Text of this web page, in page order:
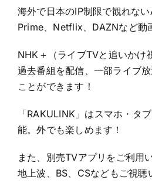
海外で日本のIP制限で観れな
Prime、Netflix、DAZNなど動
NHK＋（ライブTVと追いかけ
過去番組を配信、一部ライブ
ことができます！
「RAKULINK」はスマホ・タ
能。外でも楽しめます！
また、別売TVアプリをご利用
地上波、BS、CSなどもご視聴